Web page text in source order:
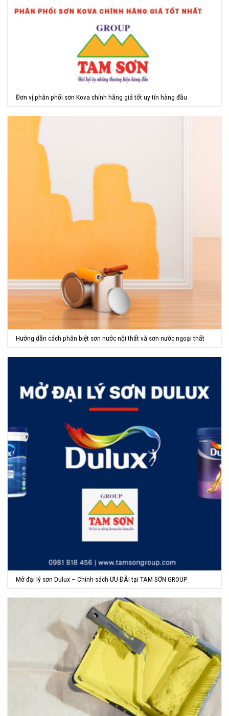
Đơn vị phân phối sơn Kova chính hãng giá tốt uy tín hàng đầu
Hướng dẫn cách phân biệt sơn nước nội thất và sơn nước ngoại thất
Mở đại lý sơn Dulux – Chính sách ƯU ĐÃI tại TAM SƠN GROUP